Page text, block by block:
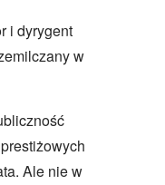
i dyrygent
w
Ale nie w